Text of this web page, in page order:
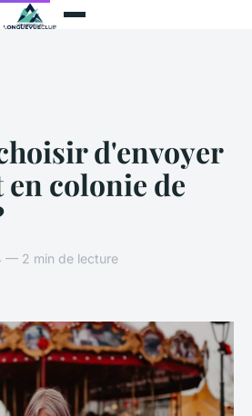
d'envoyer
colonie de
— 2 min de lecture